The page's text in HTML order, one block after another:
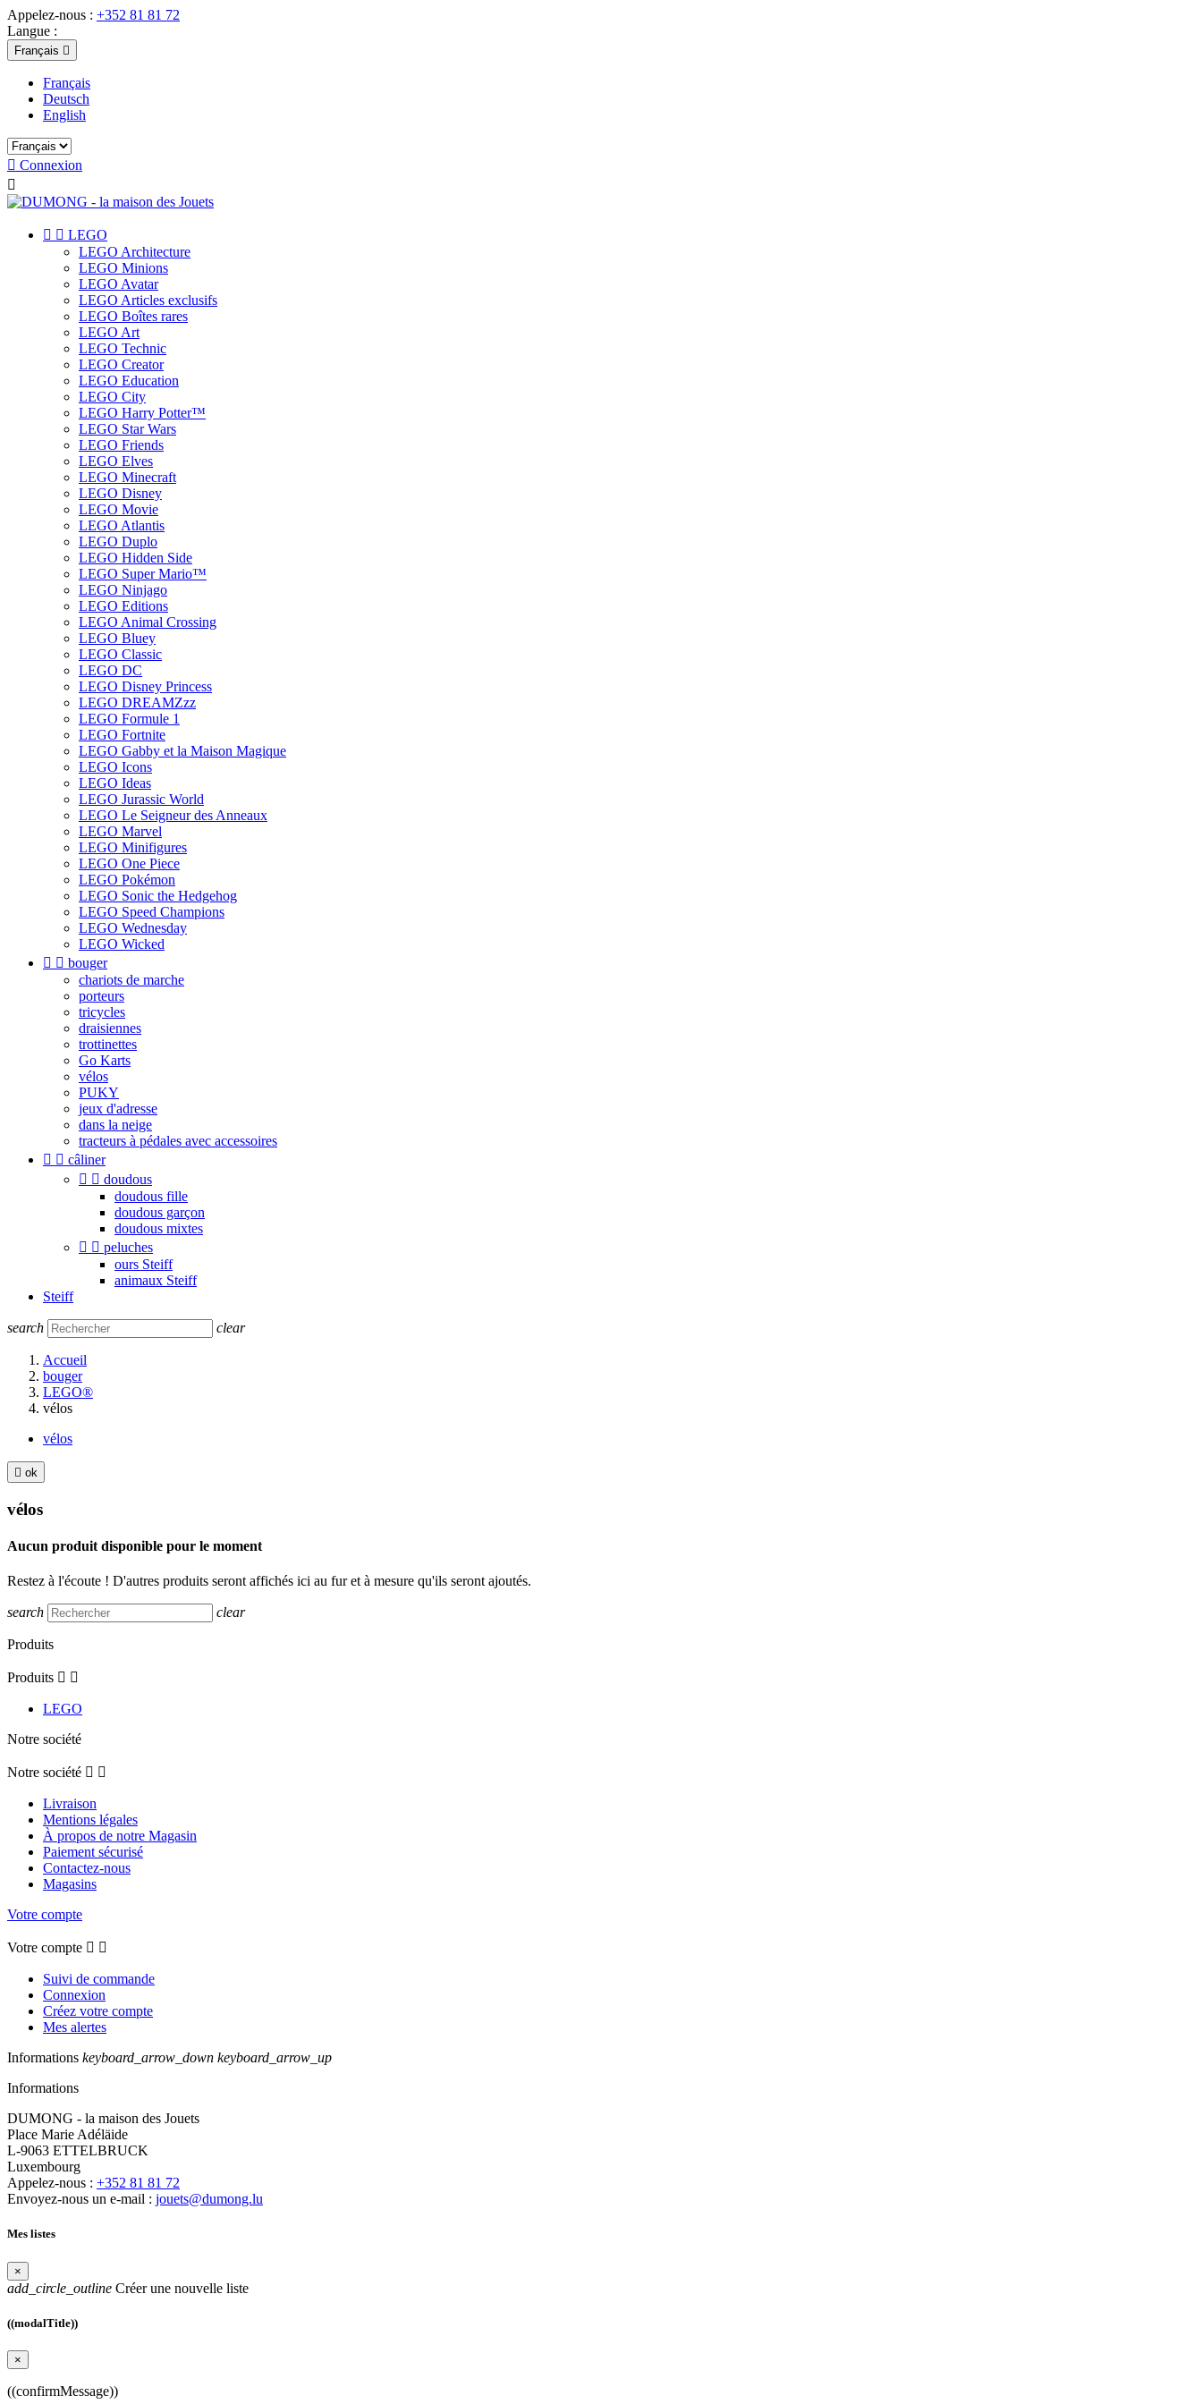
Appelez-nous : +352 81 81 72
Langue :
Français 
Français
Deutsch
English
 Connexion

  LEGO
LEGO Architecture
LEGO Minions
LEGO Avatar
LEGO Articles exclusifs
LEGO Boîtes rares
LEGO Art
LEGO Technic
LEGO Creator
LEGO Education
LEGO City
LEGO Harry Potter™
LEGO Star Wars
LEGO Friends
LEGO Elves
LEGO Minecraft
LEGO Disney
LEGO Movie
LEGO Atlantis
LEGO Duplo
LEGO Hidden Side
LEGO Super Mario™
LEGO Ninjago
LEGO Editions
LEGO Animal Crossing
LEGO Bluey
LEGO Classic
LEGO DC
LEGO Disney Princess
LEGO DREAMZzz
LEGO Formule 1
LEGO Fortnite
LEGO Gabby et la Maison Magique
LEGO Icons
LEGO Ideas
LEGO Jurassic World
LEGO Le Seigneur des Anneaux
LEGO Marvel
LEGO Minifigures
LEGO One Piece
LEGO Pokémon
LEGO Sonic the Hedgehog
LEGO Speed Champions
LEGO Wednesday
LEGO Wicked
  bouger
chariots de marche
porteurs
tricycles
draisiennes
trottinettes
Go Karts
vélos
PUKY
jeux d'adresse
dans la neige
tracteurs à pédales avec accessoires
  câliner
  doudous
doudous fille
doudous garçon
doudous mixtes
  peluches
ours Steiff
animaux Steiff
Steiff
search clear
Accueil
bouger
LEGO®
vélos
vélos
 ok
vélos
Aucun produit disponible pour le moment
Restez à l'écoute ! D'autres produits seront affichés ici au fur et à mesure qu'ils seront ajoutés.
search clear
Produits
Produits  
LEGO
Notre société
Notre société  
Livraison
Mentions légales
À propos de notre Magasin
Paiement sécurisé
Contactez-nous
Magasins
Votre compte
Votre compte  
Suivi de commande
Connexion
Créez votre compte
Mes alertes
Informations keyboard_arrow_down keyboard_arrow_up
Informations
DUMONG - la maison des Jouets
Place Marie Adéläide
L-9063 ETTELBRUCK
Luxembourg
Appelez-nous : +352 81 81 72
Envoyez-nous un e-mail : jouets@dumong.lu
Mes listes
×
add_circle_outline Créer une nouvelle liste
((modalTitle))
×
((confirmMessage))